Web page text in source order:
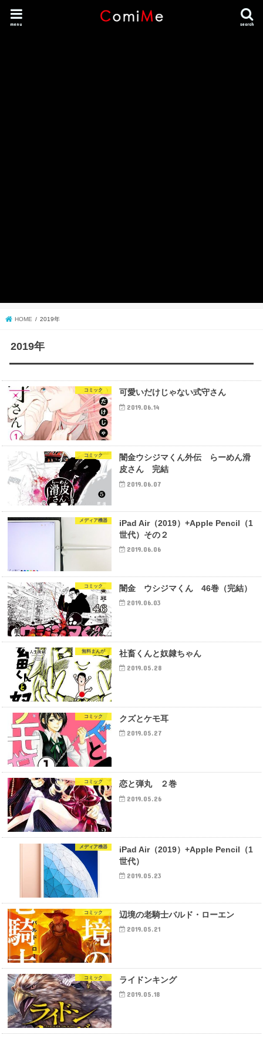
search
menu
HOME 2019年
2019年
コミック 可愛いだけじゃない式守さん
2019.06.14
コミック
闇金ウシジマくん外伝 らーめん滑
皮さん 完結
2019.06.07
メディア機器
iPad Air（2019）+Apple Pencil（1
世代）その２
2019.06.06
コミック 闇金 ウシジマくん 46巻（完結）
2019.06.03
無料まんが 社畜くんと奴隷ちゃん
2019.05.28
コミック クズとケモ耳
2019.05.27
コミック 恋と弾丸 ２巻
2019.05.26
メディア機器
iPad Air（2019）+Apple Pencil（1
世代）
2019.05.23
コミック 辺境の老騎士バルド・ローエン
2019.05.21
コミック ライドンキング
2019.05.18